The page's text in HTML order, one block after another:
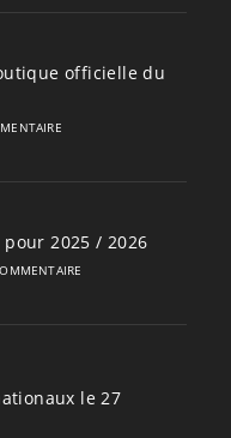
officielle du
pour 2025 / 2026
le 27